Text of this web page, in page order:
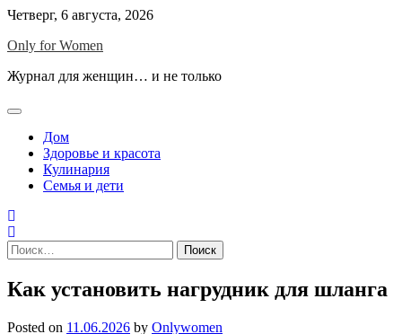
Skip
content
Четверг, 6 августа, 2026
Only for Women
Журнал для женщин… и не только
Дом
Здоровье и красота
Кулинария
Семья и дети
Найти:
Как установить нагрудник для шланга
Posted on 11.06.2026 by Onlywomen